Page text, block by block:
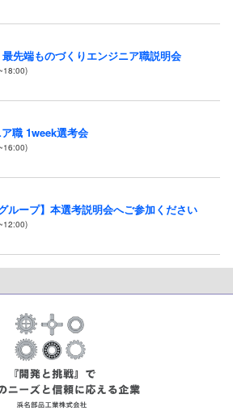
先端ものづくりエンジニア職説明会
職 1week選考会
ループ】本選考説明会へご参加ください